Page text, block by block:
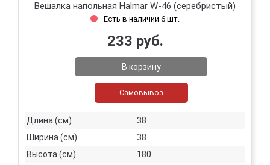
Вешалка напольная Halmar W-46 (серебристый)
Есть в наличии 6 шт.
233 руб.
В корзину
Самовывоз
Длина (см)
38
Ширина (см)
38
Высота (см)
180